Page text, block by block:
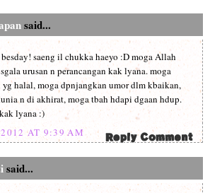
said...
saeng il chukka haeyo :D moga Allah
urusan n perancangan kak lyana. moga
halal, moga dpnjangkan umor dlm kbaikan,
n di akhirat, moga tbah hdapi dgaan hdup.
lyana :)
AT 9:39 AM
said...